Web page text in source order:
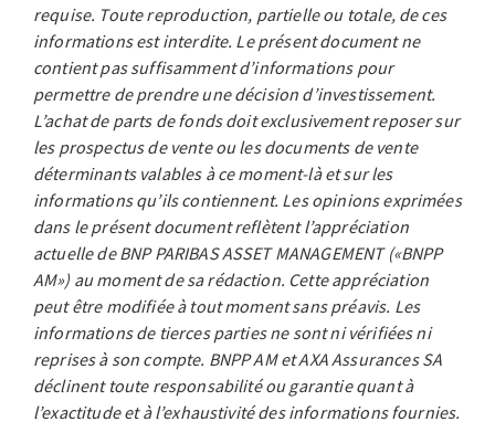
requise. Toute reproduction, partielle ou totale, de ces
informations est interdite. Le présent document ne
contient pas suffisamment d’informations pour
permettre de prendre une décision d’investissement.
L’achat de parts de fonds doit exclusivement reposer sur
les prospectus de vente ou les documents de vente
déterminants valables à ce moment-là et sur les
informations qu’ils contiennent. Les opinions exprimées
dans le présent document reflètent l’appréciation
actuelle de BNP PARIBAS ASSET MANAGEMENT («BNPP
AM») au moment de sa rédaction. Cette appréciation
peut être modifiée à tout moment sans préavis. Les
informations de tierces parties ne sont ni vérifiées ni
reprises à son compte. BNPP AM et AXA Assurances SA
déclinent toute responsabilité ou garantie quant à
l’exactitude et à l’exhaustivité des informations fournies.